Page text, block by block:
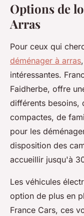
Options de
Arras
Pour ceux qui
déménager à arras
intéressantes.
Faidherbe, offre
différents besoins,
compactes, de
pour les
disposition des
accueillir jusqu'à
Les véhicules
option de plus en
France Cars, ces